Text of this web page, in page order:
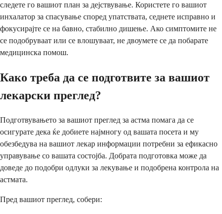
следете го вашиот план за дејствување. Користете го вашиот
инхалатор за спасување според упатствата, седнете исправно и
фокусирајте се на бавно, стабилно дишење. Ако симптомите не
се подобруваат или се влошуваат, не двоумете се да побарате
медицинска помош.
Како треба да се подготвите за вашиот
лекарски преглед?
Подготвувањето за вашиот преглед за астма помага да се
осигурате дека ќе добиете најмногу од вашата посета и му
обезбедува на вашиот лекар информации потребни за ефикасно
управување со вашата состојба. Добрата подготовка може да
доведе до подобри одлуки за лекување и подобрена контрола на
астмата.
Пред вашиот преглед, собери: